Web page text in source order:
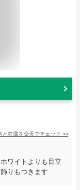
と在庫を楽天でチェック >>
ワイトよりも目立
りもつきます